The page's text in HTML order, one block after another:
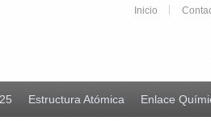
Inicio
Estructura Atómica Enlace